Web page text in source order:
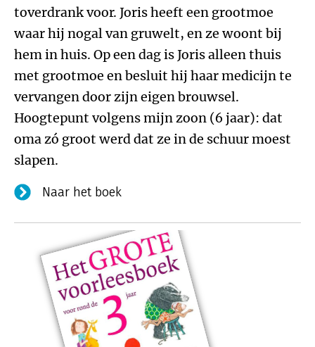
toverdrank voor. Joris heeft een grootmoe
waar hij nogal van gruwelt, en ze woont bij
hem in huis. Op een dag is Joris alleen thuis
met grootmoe en besluit hij haar medicijn te
vervangen door zijn eigen brouwsel.
Hoogtepunt volgens mijn zoon (6 jaar): dat
oma zó groot werd dat ze in de schuur moest
slapen.
Naar het boek